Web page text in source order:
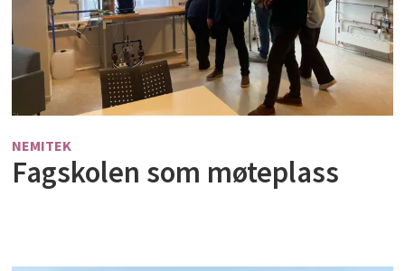
NEMITEK
Fagskolen som møteplass